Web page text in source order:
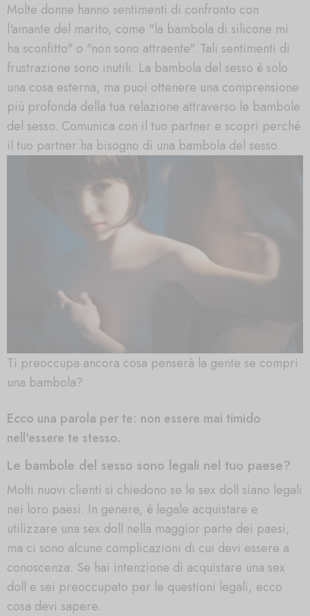
Molte donne hanno sentimenti di confronto con
l'amante del marito, come "la bambola di silicone mi
ha sconfitto" o "non sono attraente". Tali sentimenti di
frustrazione sono inutili. La bambola del sesso è solo
una cosa esterna, ma puoi ottenere una comprensione
più profonda della tua relazione attraverso le bambole
del sesso. Comunica con il tuo partner e scopri perché
il tuo partner ha bisogno di una bambola del sesso.
Ti preoccupa ancora cosa penserà la gente se compri
una bambola?
Ecco una parola per te: non essere mai timido
nell'essere te stesso.
Le bambole del sesso sono legali nel tuo paese?
Molti nuovi clienti si chiedono se le sex doll siano legali
nei loro paesi. In genere, è legale acquistare e
utilizzare una sex doll nella maggior parte dei paesi,
ma ci sono alcune complicazioni di cui devi essere a
conoscenza. Se hai intenzione di acquistare una sex
doll e sei preoccupato per le questioni legali, ecco
cosa devi sapere.